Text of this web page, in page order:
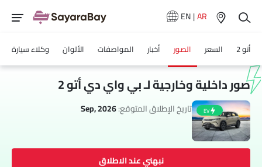
EN|AR
أتو 2 السعر الصور أخبار المواصفات الألوان وكلاء سيارة
صور داخلية وخارجية لـ بي واي دي أتو 2
EV تاريخ الإطلاق المتوقع:Sep, 2026
نبهني عند الاطلاق